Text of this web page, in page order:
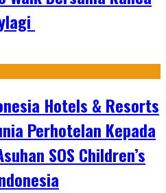
Hotels & Resorts
Perhotelan Kepada
SOS Children’s